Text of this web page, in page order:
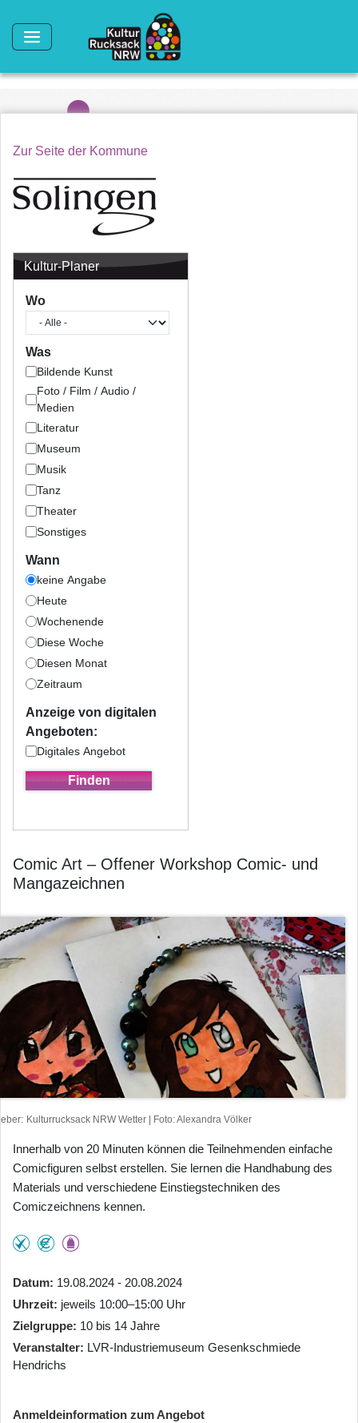
Zur Seite der Kommune
Kultur-Planer
Wo
Was
Bildende Kunst
Foto / Film / Audio /
Medien
Literatur
Museum
Musik
Tanz
Theater
Sonstiges
Wann
keine Angabe
Heute
Wochenende
Diese Woche
Diesen Monat
Zeitraum
Anzeige von digitalen
Angeboten:
Digitales Angebot
Comic Art – Offener Workshop Comic- und
Mangazeichnen
Kulturrucksack NRW Wetter | Foto: Alexandra Völker
Innerhalb von 20 Minuten können die Teilnehmenden einfache
Comicfiguren selbst erstellen. Sie lernen die Handhabung des
Materials und verschiedene Einstiegstechniken des
Comiczeichnens kennen.
Datum 19.08.2024 - 20.08.2024
Uhrzeit jeweils 10:00–15:00 Uhr
Zielgruppe 10 bis 14 Jahre
Veranstalter LVR-Industriemuseum Gesenkschmiede
Hendrichs
Anmeldeinformation zum Angebot